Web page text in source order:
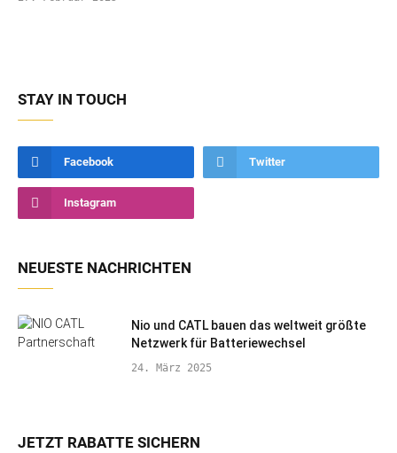
STAY IN TOUCH
Facebook Twitter
Instagram
NEUESTE NACHRICHTEN
Nio und CATL bauen das weltweit größte
Netzwerk für Batteriewechsel
24. März 2025
JETZT RABATTE SICHERN